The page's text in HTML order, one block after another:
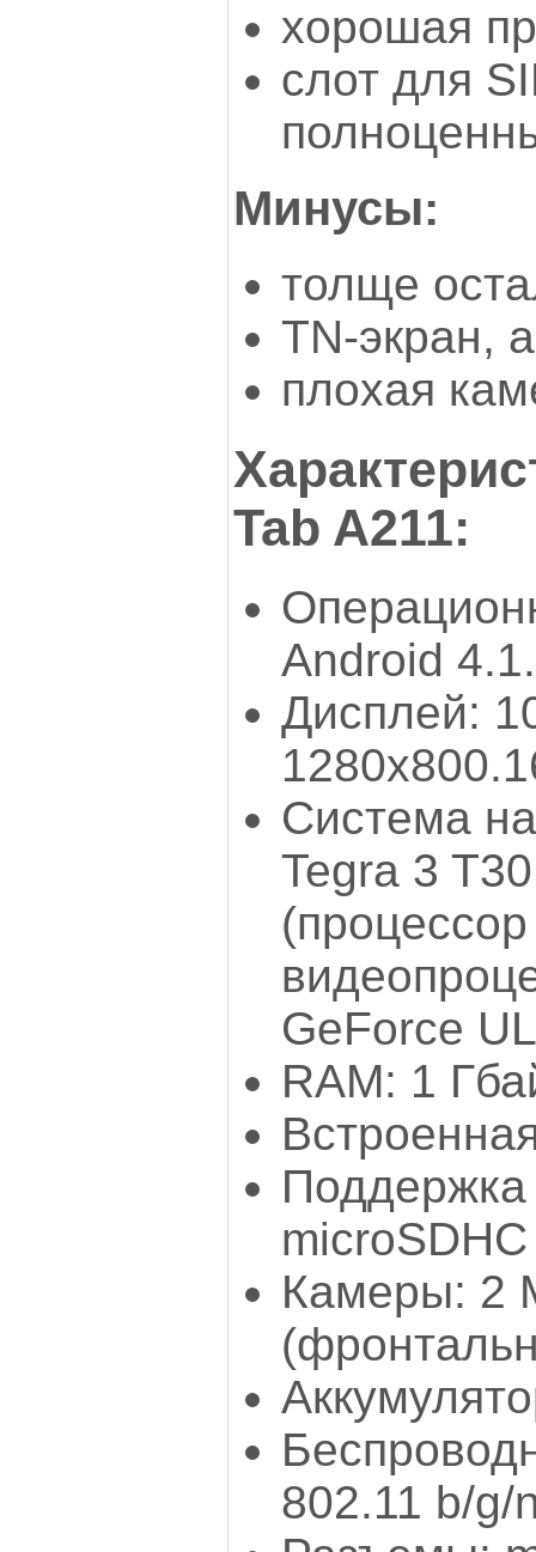
хорошая
слот для
Минусы:
толще
TN-экран,
плохая
Tab A211:
Android
Дисплей:
Система
Tegra 3
GeForce
RAM: 1
Поддержка
microSDHC
Камеры: 2
802.11 b/g/